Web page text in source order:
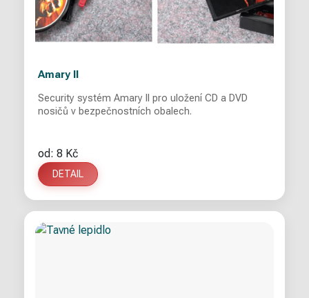
Amary II
Security systém Amary II pro uložení CD a DVD
nosičů v bezpečnostních obalech.
od: 8 Kč
DETAIL